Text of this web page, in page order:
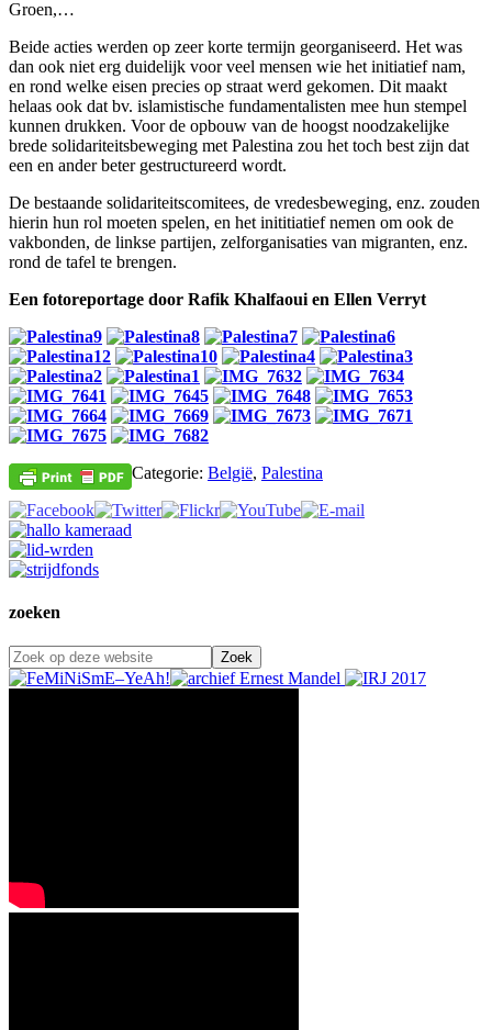
Groen,…
Beide acties werden op zeer korte termijn georganiseerd. Het was
dan ook niet erg duidelijk voor veel mensen wie het initiatief nam,
en rond welke eisen precies op straat werd gekomen. Dit maakt
helaas ook dat bv. islamistische fundamentalisten mee hun stempel
kunnen drukken. Voor de opbouw van de hoogst noodzakelijke
brede solidariteitsbeweging met Palestina zou het toch best zijn dat
een en ander beter gestructureerd wordt.
De bestaande solidariteitscomitees, de vredesbeweging, enz. zouden
hierin hun rol moeten spelen, en het inititiatief nemen om ook de
vakbonden, de linkse partijen, zelforganisaties van migranten, enz.
rond de tafel te brengen.
Een fotoreportage door Rafik Khalfaoui en Ellen Verryt
Categorie: België, Palestina
zoeken